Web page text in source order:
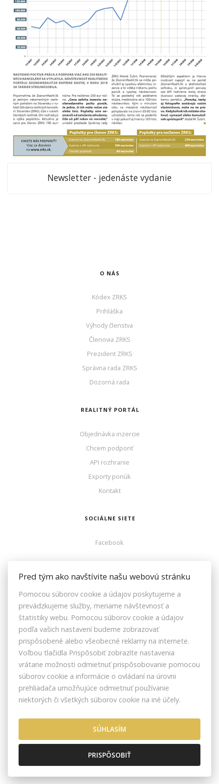
Newsletter - jedenáste vydanie
O NÁS
Kódex ZRKS
Prihláška
Výhody členstva
Členovia ZRKS
Prezident ZRKS
Správna rada ZRKS
Dozorná rada
REALITNÝ PORTÁL
Objednávka inzercie
Chcem podporiť
API rozhranie
Exporty ponúk
Kontakt
SOCIÁLNE SIETE
Facebook
Facebook
Instagram
Youtube
ZRKS | ZDRUŽENIE REALITNÝCH KANCELÁRIÍ SLOVENSKA © 2026
BOSÁKOVA 7, 851 04 BRATISLAVA, SLOVENSKO
NASTAVENIE COOKIES
Pred tým ako navštívite našu webovú stránku
Pomocou súborov cookie a údajov poskytujeme a
prevádzkujeme služby, meriame návštevnosť a
štatistiky webu. Pomocou súborov cookie a údajov
podľa vašich nastavení budeme zobrazovať
prispôsobené alebo všeobecné reklamy na internete.
Voľbou tlačidla Prispôsobiť zobrazíte nastavenia
vrátane možnosti odmietnuť prispôsobovanie pomocou
súborov cookie a informácie o ovládaní na úrovni
prehliadača umožňujúce odmietnuť používanie
niektorých či všetkých súborov cookie na iné účely.
SÚHLASÍM
PRISPÔSOBIŤ